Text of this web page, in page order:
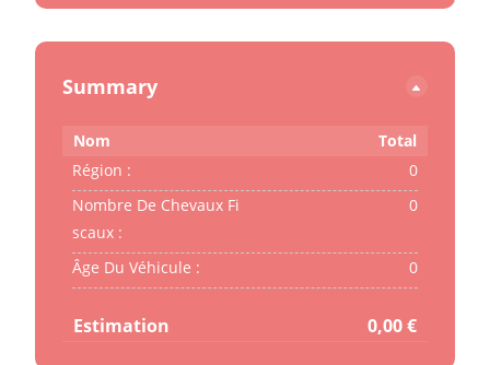
Summary
Nom
Total
Région :
0
Nombre De Chevaux Fi
Scaux :
0
Âge Du Véhicule : 0
Estimation 0,00 €